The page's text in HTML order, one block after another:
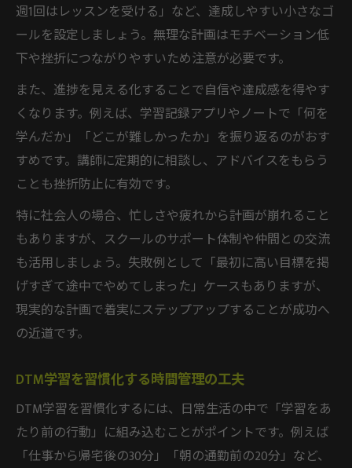
週1回はレッスンを受ける」など、達成しやすい小さなゴ
ールを設定しましょう。無理な計画はモチベーション低
下や挫折につながりやすいため注意が必要です。
また、進捗を見える化することで自信や達成感を得やす
くなります。例えば、学習記録アプリやノートで「何を
学んだか」「どこが難しかったか」を振り返るのがおす
すめです。講師に定期的に相談し、アドバイスをもらう
ことも挫折防止に有効です。
特に社会人の場合、忙しさや疲れから計画が崩れること
もありますが、スクールのサポート体制や仲間との交流
も活用しましょう。失敗例として「最初に高い目標を掲
げすぎて途中でやめてしまった」ケースもありますが、
現実的な計画で着実にステップアップすることが成功へ
の近道です。
DTM学習を習慣化する時間管理の工夫
DTM学習を習慣化するには、日常生活の中で「学習をあ
たり前の行動」に組み込むことがポイントです。例えば
「仕事から帰宅後の30分」「朝の通勤前の20分」など、